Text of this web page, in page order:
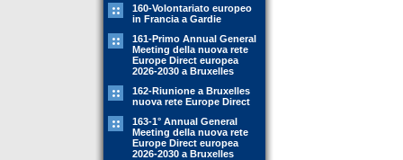
160-Volontariato europeo
in Francia a Gardie
161-Primo Annual General
Meeting della nuova rete
Europe Direct europea
2026-2030 a Bruxelles
162-Riunione a Bruxelles
nuova rete Europe Direct
163-1° Annual General
Meeting della nuova rete
Europe Direct europea
2026-2030 a Bruxelles